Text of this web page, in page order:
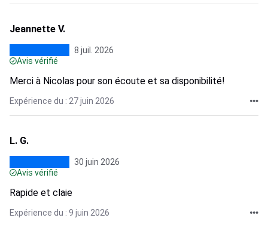
Jeannette V.
8 juil. 2026
Avis vérifié
Merci à Nicolas pour son écoute et sa disponibilité!
Expérience du : 27 juin 2026
L. G.
30 juin 2026
Avis vérifié
Rapide et claie
Expérience du : 9 juin 2026